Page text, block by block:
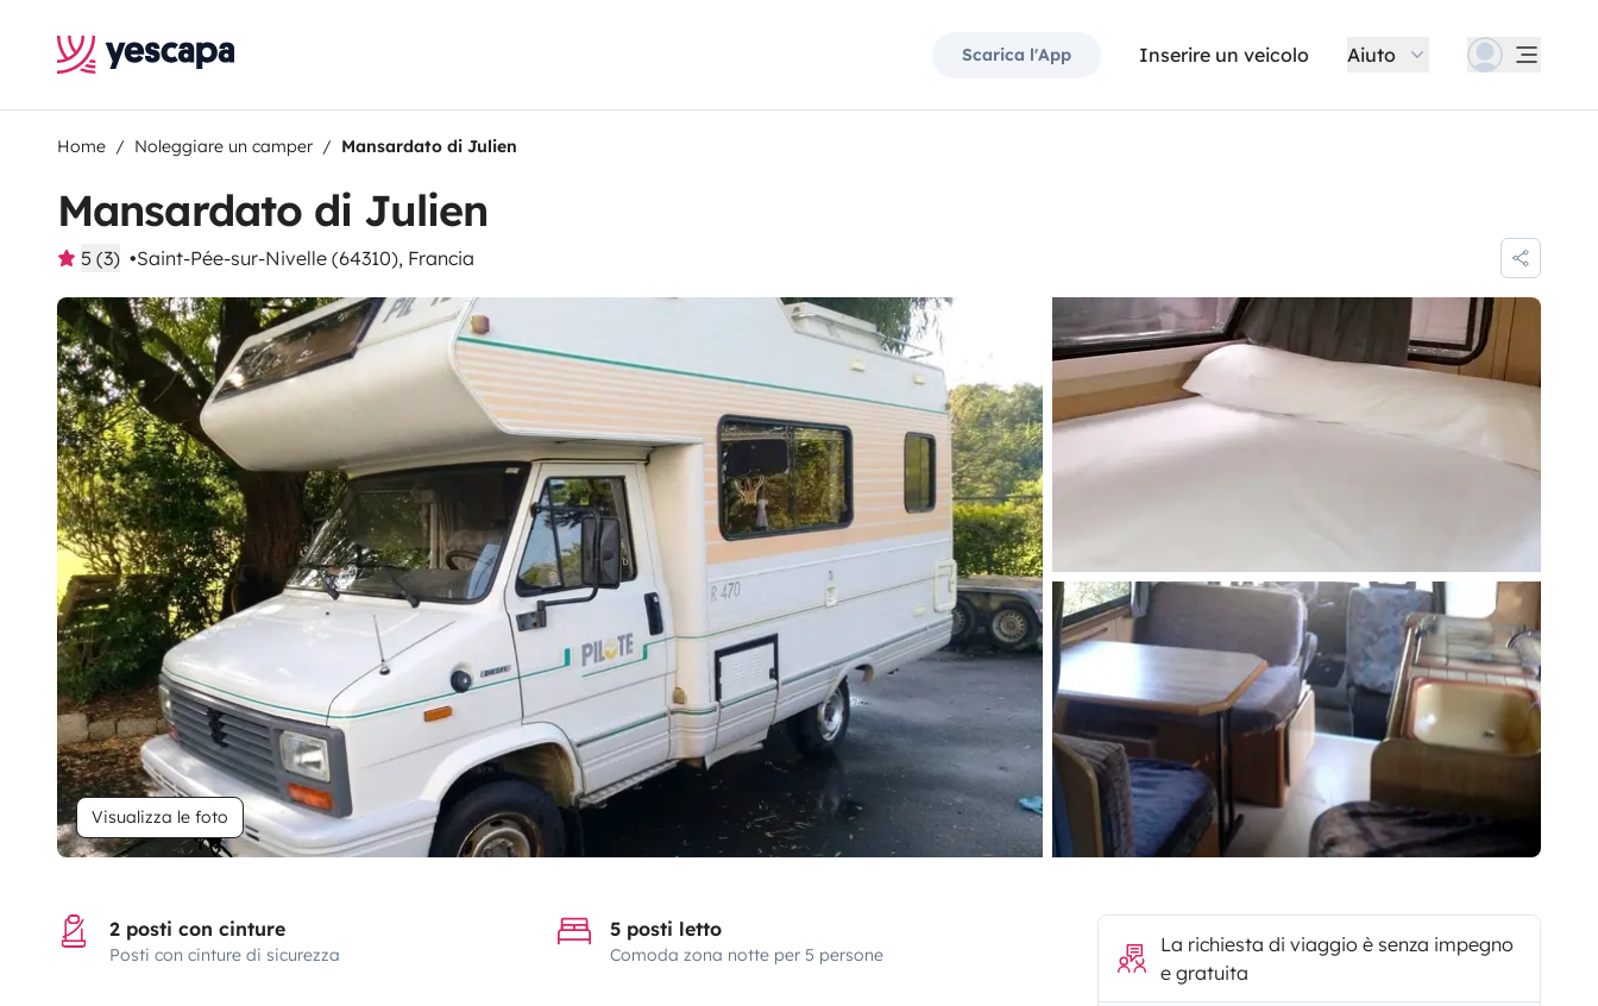
Scarica l'App Inserire un veicolo Aiuto
Home Noleggiare un camper Mansardato di Julien
Mansardato di Julien
5 (3) Saint-Pée-sur-Nivelle (64310), Francia
Visualizza le foto
2 posti con cinture
Posti con cinture di sicurezza
5 posti letto
Comoda zona notte per 5 persone
La richiesta di viaggio è senza impegno
e gratuita